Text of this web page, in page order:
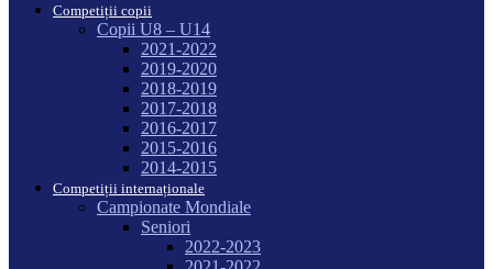
Competiții copii
Copii U8 – U14
2021-2022
2019-2020
2018-2019
2017-2018
2016-2017
2015-2016
2014-2015
Competiții internaționale
Campionate Mondiale
Seniori
2022-2023